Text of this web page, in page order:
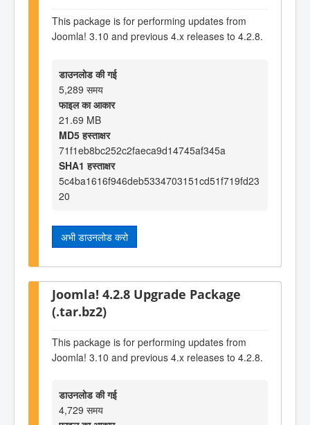
This package is for performing updates from
Joomla! 3.10 and previous 4.x releases to 4.2.8.
डाउनलोड की गई
5,289 समय
फाइल का आकार
21.69 MB
MD5 हस्ताक्षर
71f1eb8bc252c2faeca9d14745af345a
SHA1 हस्ताक्षर
5c4ba1616f946deb5334703151cd51f719fd23
20
अभी डाउनलोड करो
Joomla! 4.2.8 Upgrade Package
(.tar.bz2)
This package is for performing updates from
Joomla! 3.10 and previous 4.x releases to 4.2.8.
डाउनलोड की गई
4,729 समय